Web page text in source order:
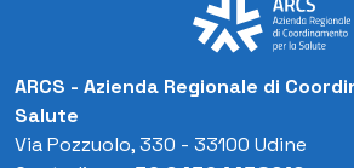
ARCS - Azienda Regionale di
Salute
Via Pozzuolo, 330 - 33100 Udine